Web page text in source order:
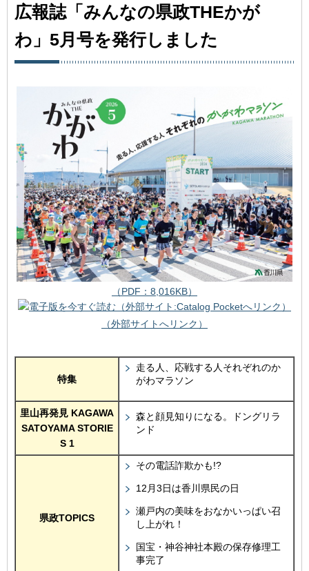
広報誌「みんなの県政THEかが
わ」5月号を発行しました
（PDF：8,016KB）
（外部サイトへリンク）
特集
走る人、応戦する人それぞれのか
がわマラソン
里山再発見 KAGAWA
SATOYAMA STORIE
S 1
森と顔見知りになる。ドングリラ
ンド
県政TOPICS
その電話詐欺かも!?
12月3日は香川県民の日
瀬戸内の美味をおなかいっぱい召
し上がれ！
国宝・神谷神社本殿の保存修理工
事完了